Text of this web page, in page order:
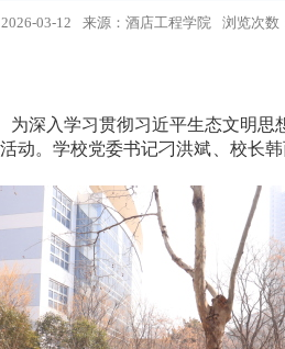
03-12 来源：酒店工程学院 浏览次数
为深入学习贯彻习近平生态文明思
动。学校党委书记刁洪斌、校长